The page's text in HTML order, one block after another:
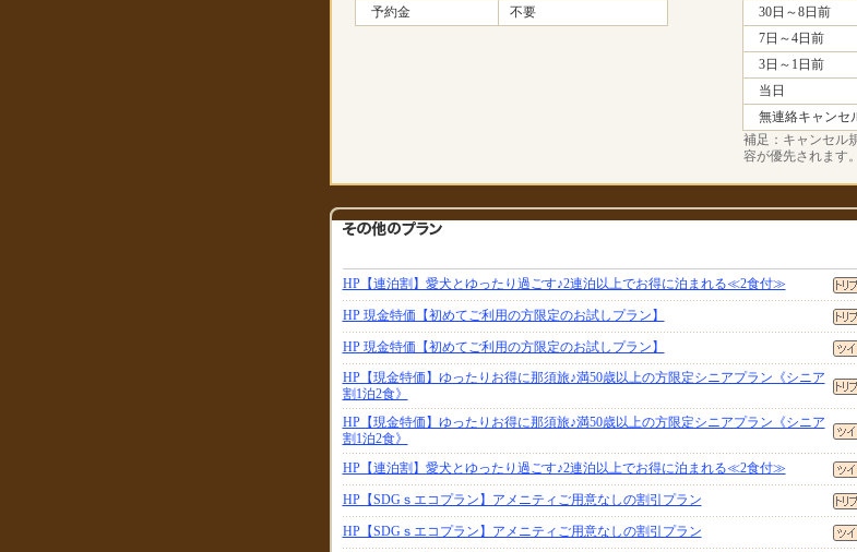
予約金 不要 30日～8日前
7日～4日前
3日～1日前
当日
無連絡キャンセ
補足：キャンセル
容が優先されます。
HP【連泊割】愛犬とゆったり過ごす♪2連泊以上でお得に泊まれる≪2食付≫
HP 現金特価【初めてご利用の方限定のお試しプラン】
HP 現金特価【初めてご利用の方限定のお試しプラン】
HP【現金特価】ゆったりお得に那須旅♪満50歳以上の方限定シニアプラン《シニア
割1泊2食》
HP【現金特価】ゆったりお得に那須旅♪満50歳以上の方限定シニアプラン《シニア
割1泊2食》
HP【連泊割】愛犬とゆったり過ごす♪2連泊以上でお得に泊まれる≪2食付≫
HP【SDGｓエコプラン】アメニティご用意なしの割引プラン
HP【SDGｓエコプラン】アメニティご用意なしの割引プラン